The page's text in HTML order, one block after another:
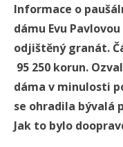
Informace o
dámu Evu
odjištěný granát.
95 250 korun.
dáma v minulosti
se ohradila bývalá
Jak to bylo